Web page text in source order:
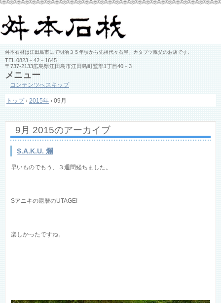
舛本石材は江田島市にて明治３５年頃から先祖代々石屋、カタブツ親父のお店です。
TEL. 0823－42－1645
〒737-2133広島県江田島市江田島町鷲部1丁目40－3
メニュー
コンテンツへスキップ
トップ › 2015年 › 09月
9月 2015のアーカイブ
S.A.K.U. 爛
早いものでもう、３週間経ちました。
Sアニキの還暦のUTAGE!
楽しかったですね。